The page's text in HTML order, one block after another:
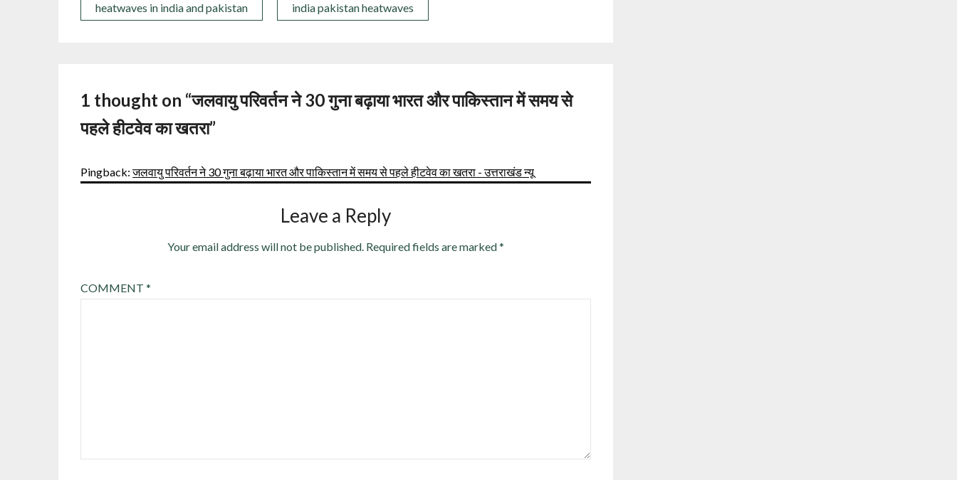
heatwaves in india and pakistan india pakistan heatwaves
1 thought on “जलवायु परिवर्तन ने 30 गुना बढ़ाया भारत और पाकिस्‍तान में समय से
पहले हीटवेव का खतरा”
Pingback:जलवायु परिवर्तन ने 30 गुना बढ़ाया भारत और पाकिस्‍तान में समय से पहले हीटवेव का खतरा - उत्तराखंड न्यू
Leave a Reply
Your email address will not be published. Required fields are marked*
COMMENT*